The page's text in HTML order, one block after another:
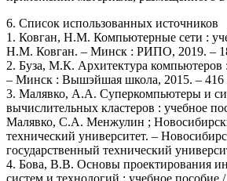
6. Список использованных источников
1. Ковган, Н.М. Компьютерные сети :
Н.М. Ковган. – Минск : РИПО, 2019. –
2. Буза, М.К. Архитектура
– Минск : Вышэйшая школа, 2015. – 416
3. Малявко, А.А. Суперкомпьютеры и
вычислительных кластеров : учебное
Малявко, С.А. Менжулин ;
технический университет. –
государственный технический
4. Бова, В.В. Основы проектирования
систем и технологий : учебное